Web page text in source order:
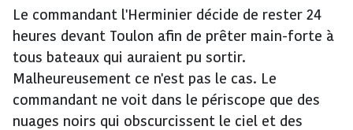
Le commandant l'Herminier décide de rester 24
heures devant Toulon afin de prêter main-forte à
tous bateaux qui auraient pu sortir.
Malheureusement ce n'est pas le cas. Le
commandant ne voit dans le périscope que des
nuages noirs qui obscurcissent le ciel et des